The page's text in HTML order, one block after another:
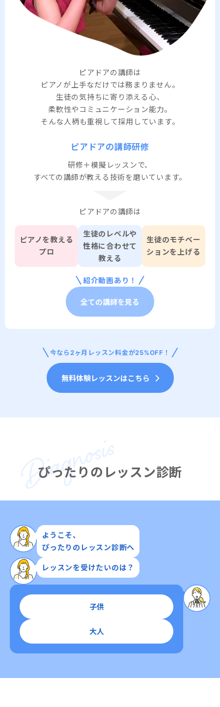
ピアドアの講師は
ピアノが上手なだけでは務まりません。
生徒の気持ちに寄り添える心、
柔軟性やコミュニケーション能力。
そんな人柄も重視して採用しています。
ピアドアの講師研修
研修＋模擬レッスンで、
すべての講師が教える技術を磨いています。
ピアドアの講師は
ピアノを教える
プロ
生徒のレベルや
性格に合わせて
教える
生徒のモチベー
ションを上げる
紹介動画あり！
全ての講師を見る
今なら 2ヶ月 レッスン料金が25%OFF！
無料体験レッスンはこちら
ぴったりのレッスン診断
ようこそ、
ぴったりのレッスン診断へ
レッスンを受けたいのは？
子供
大人